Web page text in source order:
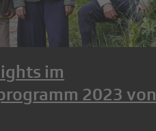
im
2023 von